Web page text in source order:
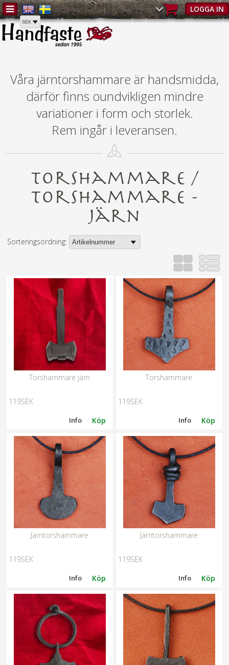
LOGGA IN
Hem/Torshammare/Torshammare - järn
Våra järntorshammare är handsmidda,
därför finns oundvikligen mindre
variationer i form och storlek.
Rem ingår i leveransen.
Torshammare /
Torshammare -
järn
Sorteringsordning:
Torshammare järn
119SEK
Köp
Info
Torshammare
119SEK
Köp
Info
Järntorshammare
119SEK
Köp
Info
Järntorshammare
119SEK
Köp
Info